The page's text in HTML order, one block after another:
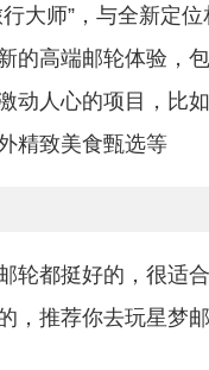
大师”，与全新定
的高端邮轮体验，
动人心的项目，比
精致美食甄选等
轮都挺好的，很适
，推荐你去玩星梦